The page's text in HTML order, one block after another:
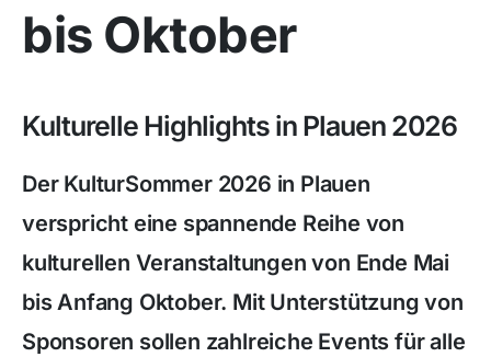
bis Oktober
Kulturelle Highlights in Plauen 2026
Der KulturSommer 2026 in Plauen
verspricht eine spannende Reihe von
kulturellen Veranstaltungen von Ende Mai
bis Anfang Oktober. Mit Unterstützung von
Sponsoren sollen zahlreiche Events für alle